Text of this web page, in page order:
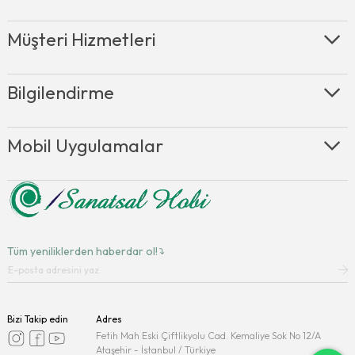
Müşteri Hizmetleri
Bilgilendirme
Mobil Uygulamalar
Tüm yeniliklerden haberdar ol!
Bizi Takip edin
Adres
Fetih Mah Eski Çiftlikyolu Cad. Kemaliye Sok No 12/A
Ataşehir - İstanbul / Türkiye